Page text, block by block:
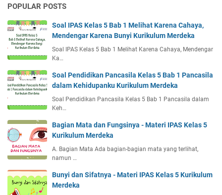
POPULAR POSTS
Soal IPAS Kelas 5 Bab 1 Melihat Karena Cahaya,
Mendengar Karena Bunyi Kurikulum Merdeka
Soal IPAS Kelas 5 Bab 1 Melihat Karena Cahaya, Mendengar
Ka…
Soal Pendidikan Pancasila Kelas 5 Bab 1 Pancasila
dalam Kehidupanku Kurikulum Merdeka
Soal Pendidikan Pancasila Kelas 5 Bab 1 Pancasila dalam
Keh…
Bagian Mata dan Fungsinya - Materi IPAS Kelas 5
Kurikulum Merdeka
A. Bagian Mata Ada bagian-bagian mata yang terlihat,
namun …
Bunyi dan Sifatnya - Materi IPAS Kelas 5 Kurikulum
Merdeka